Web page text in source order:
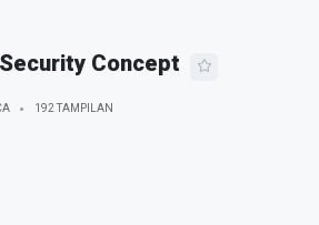
Concept
192 TAMPILAN